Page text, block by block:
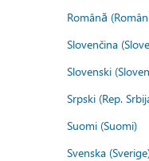
Română
Slovenčina
Slovenski
Srpski (Rep.
Suomi (Suomi)
Svenska